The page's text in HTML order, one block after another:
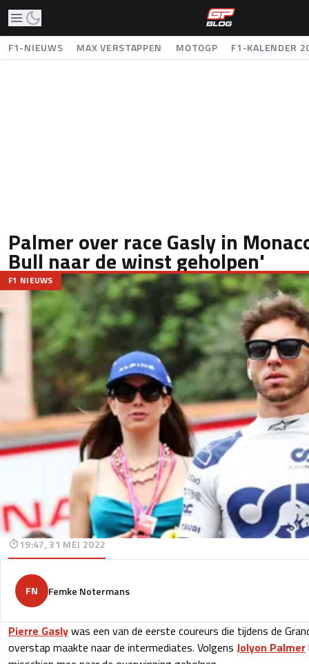
F1-NIEUWS MAX VERSTAPPEN MOTOGP F1-KALENDER
Palmer over race Gasly in
Bull naar de winst geholpen'
F1 NIEUWS
19:47, 31 MEI 2022
FN Femke Notermans
Pierre Gaslywas een van de eerste coureurs die tijdens de
overstap maakte naar de intermediates. Volgens Jolyon Palmer